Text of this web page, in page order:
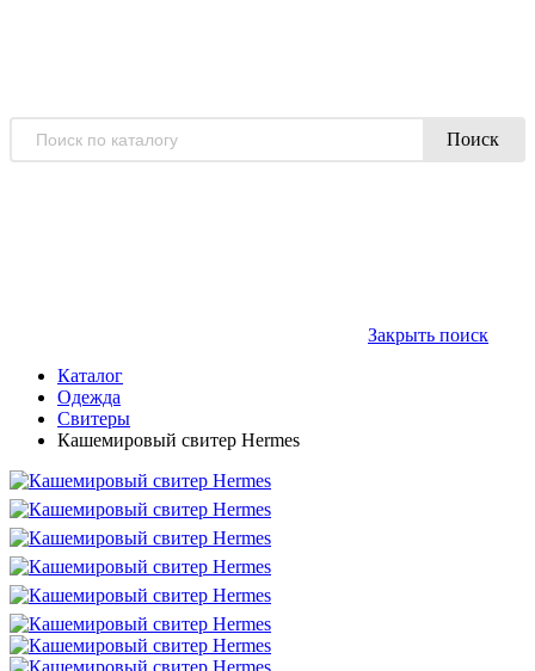
Поиск
Закрыть поиск
Каталог
Одежда
Свитеры
Кашемировый свитер Hermes